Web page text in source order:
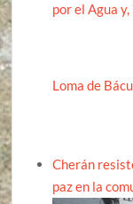
por el Agua
Loma de
Cherán
paz en la